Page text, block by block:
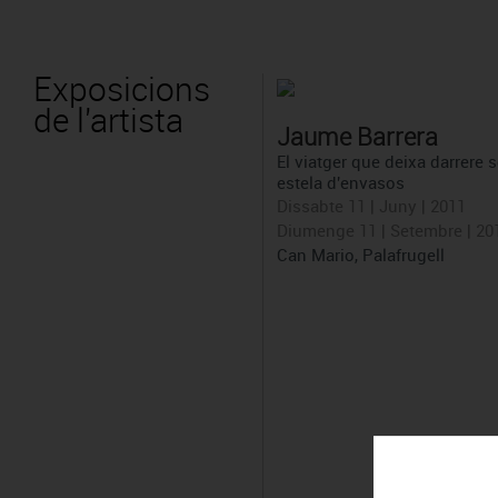
Exposicions
de l'artista Jaume Barrera
El viatger que deixa darrere
estela d'envasos
Can Mario, Palafrugell